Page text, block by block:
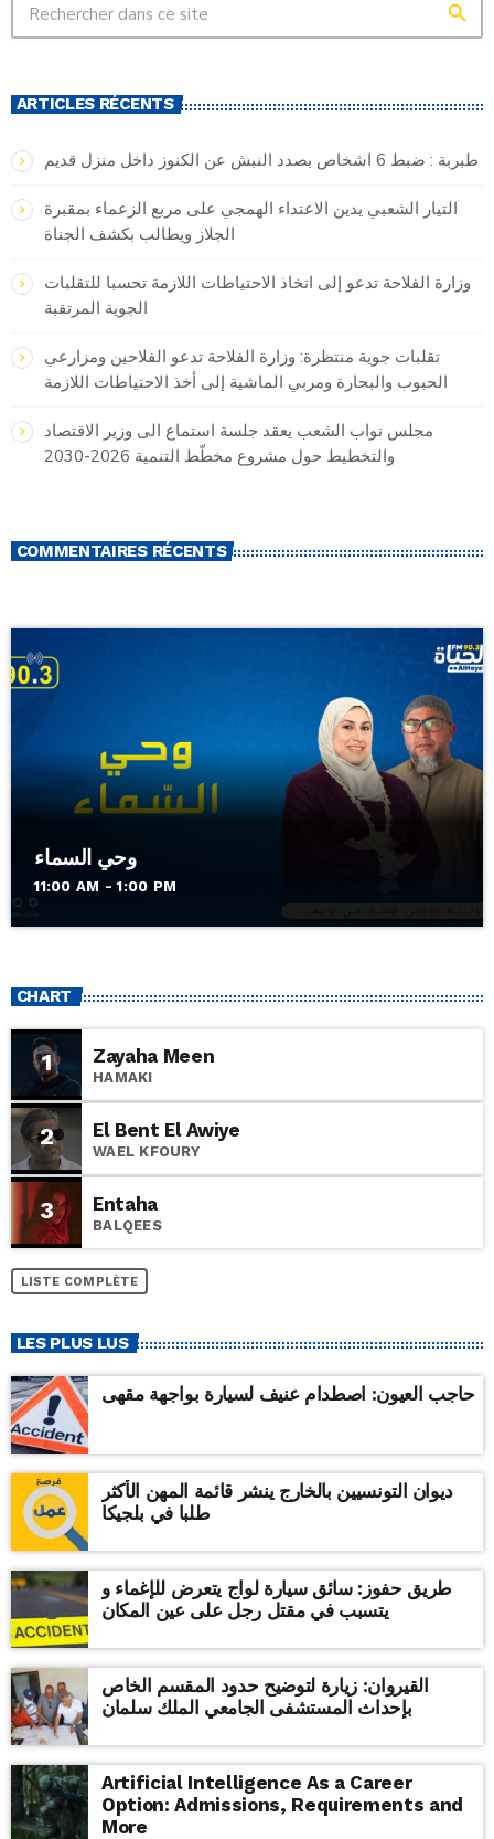
search
ARTICLES RÉCENTS
طبربة : ضبط 6 اشخاص بصدد النبش عن الكنوز داخل منزل قديم
التيار الشعبي يدين الاعتداء الهمجي على مربع الزعماء بمقبرة
الجلاز ويطالب بكشف الجناة
وزارة الفلاحة تدعو إلى اتخاذ الاحتياطات اللازمة تحسبا للتقلبات
الجوية المرتقبة
تقلبات جوية منتظرة: وزارة الفلاحة تدعو الفلاحين ومزارعي
الحبوب والبحارة ومربي الماشية إلى أخذ الاحتياطات اللازمة
مجلس نواب الشعب يعقد جلسة استماع الى وزير الاقتصاد
والتخطيط حول مشروع مخطّط التنمية 2026-2030
COMMENTAIRES RÉCENTS
وحي السماء
11:00 AM - 1:00 PM
CHART
1 Zayaha Meen
HAMAKI
2 El Bent El Awiye
WAEL KFOURY
3 Entaha
BALQEES
LISTE COMPLÈTE
LES PLUS LUS
حاجب العيون: اصطدام عنيف لسيارة بواجهة مقهى
ديوان التونسيين بالخارج ينشر قائمة المهن الأكثر
طلبا في بلجيكا
طريق حفوز: سائق سيارة لواج يتعرض للإغماء و
يتسبب في مقتل رجل على عين المكان
القيروان: زيارة لتوضيح حدود المقسم الخاص
بإحداث المستشفى الجامعي الملك سلمان
Artificial Intelligence As a Career
Option: Admissions, Requirements and
More